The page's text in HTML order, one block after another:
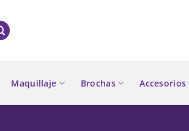
Maquillaje Brochas Accesorios